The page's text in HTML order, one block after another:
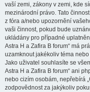
vaší zemi, zákony v zemi, kde
mezinárodní právo. Tato
z fóra a/nebo upozornění
vaši činnost, pokud bude
ukládány pro případné
Astra H a Zafira B forum“ má
uzamknout jakékoliv téma
Jako uživatel souhlasíte se
Astra H a Zafira B forum“ ani
nebo cizím osobám, nepřebírá
zodpovědnost za jakýkoliv